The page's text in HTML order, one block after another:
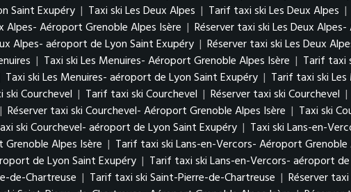
Saint Exupéry | Taxi ski Les Deux Alpes | Tarif taxi ski Les Deux Alpes |
Alpes- Aéroport Grenoble Alpes Isère | Réserver taxi ski Les Deux
Alpes- aéroport de Lyon Saint Exupéry | Réserver taxi ski Les Deux
| Taxi ski Les Menuires- Aéroport Grenoble Alpes Isère | Tarif taxi
Taxi ski Les Menuires- aéroport de Lyon Saint Exupéry | Tarif taxi ski
ski Courchevel | Tarif taxi ski Courchevel | Réserver taxi ski Courchevel |
| Réserver taxi ski Courchevel- Aéroport Grenoble Alpes Isère | Taxi ski
ski Courchevel- aéroport de Lyon Saint Exupéry | Taxi ski Lans-en-
Alpes Isère | Tarif taxi ski Lans-en-Vercors- Aéroport Grenoble
de Lyon Saint Exupéry | Tarif taxi ski Lans-en-Vercors- aéroport
de-Chartreuse | Tarif taxi ski Saint-Pierre-de-Chartreuse | Réserver